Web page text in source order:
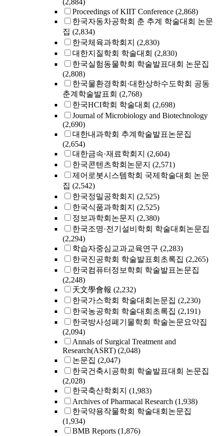
(2,884)
Proceedings of KIIT Conference (2,868)
한국자동차공학회 춘 추계 학술대회 논문
집 (2,834)
한국체육과학회지 (2,830)
대한지질학회 학술대회 (2,830)
한국실험동물학회 학술발표대회 논문집
(2,808)
한국물환경학회·대한상하수도학회 공동
춘계학술발표회 (2,768)
한국HCI학회 학술대회 (2,698)
Journal of Microbiology and Biotechnology
(2,690)
대한내과학회 추계학술발표논문집
(2,654)
대한금속·재료학회지 (2,604)
한국콘텐츠학회논문지 (2,571)
제어로봇시스템학회 국제학술대회 논문
집 (2,542)
한국정밀공학회지 (2,525)
한국식품과학회지 (2,525)
정보과학회논문지 (2,380)
한국조명·전기설비학회 학술대회논문집
(2,294)
학습자중심교과교육연구 (2,283)
한국진공학회 학술발표회초록집 (2,265)
한국컴퓨터정보학회 학술발표논문집
(2,248)
天文學會報 (2,232)
한국가스학회 학술대회논문집 (2,230)
한국농공학회 학술대회초록집 (2,191)
한국방사성폐기물학회 학술논문요약집
(2,094)
Annals of Surgical Treatment and
Research(ASRT) (2,048)
논문집 (2,047)
한국건축시공학회 학술발표대회 논문집
(2,028)
한국축산학회지 (1,983)
Archives of Pharmacal Research (1,938)
한국약용작물학회 학술대회논문집
(1,934)
BMB Reports (1,876)